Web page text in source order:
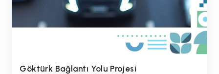
Göktürk Bağlantı Yolu Projesi